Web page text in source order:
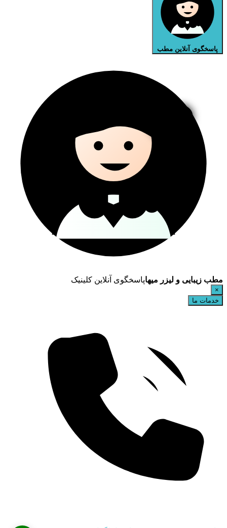
پاسخگوی آنلاین مطب
مطب زیبایی و لیزر میهاپاسخگوی آنلاین کلینیک
×
خدمات ما